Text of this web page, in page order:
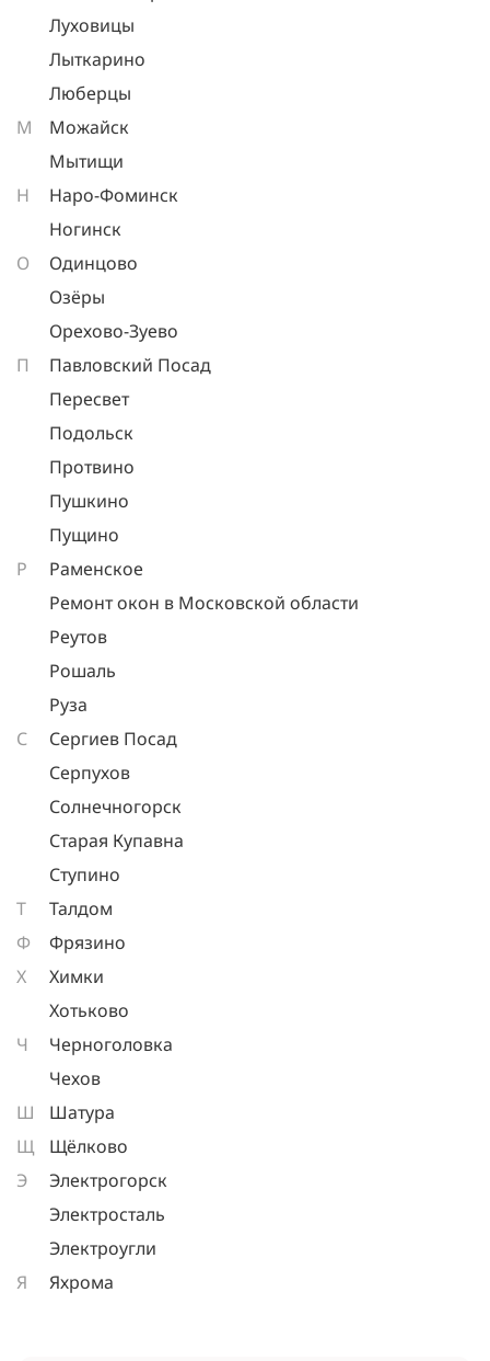
Луховицы
Лыткарино
Люберцы
М
Можайск
Мытищи
Н
Наро-Фоминск
Ногинск
О
Одинцово
Озёры
Орехово-Зуево
П
Павловский Посад
Пересвет
Подольск
Протвино
Пушкино
Пущино
Р
Раменское
Ремонт окон в Московской области
Реутов
Рошаль
Руза
С
Сергиев Посад
Серпухов
Солнечногорск
Старая Купавна
Ступино
Т
Талдом
Ф
Фрязино
Х
Химки
Хотьково
Ч
Черноголовка
Чехов
Ш
Шатура
Щ
Щёлково
Э
Электрогорск
Электросталь
Электроугли
Я
Яхрома